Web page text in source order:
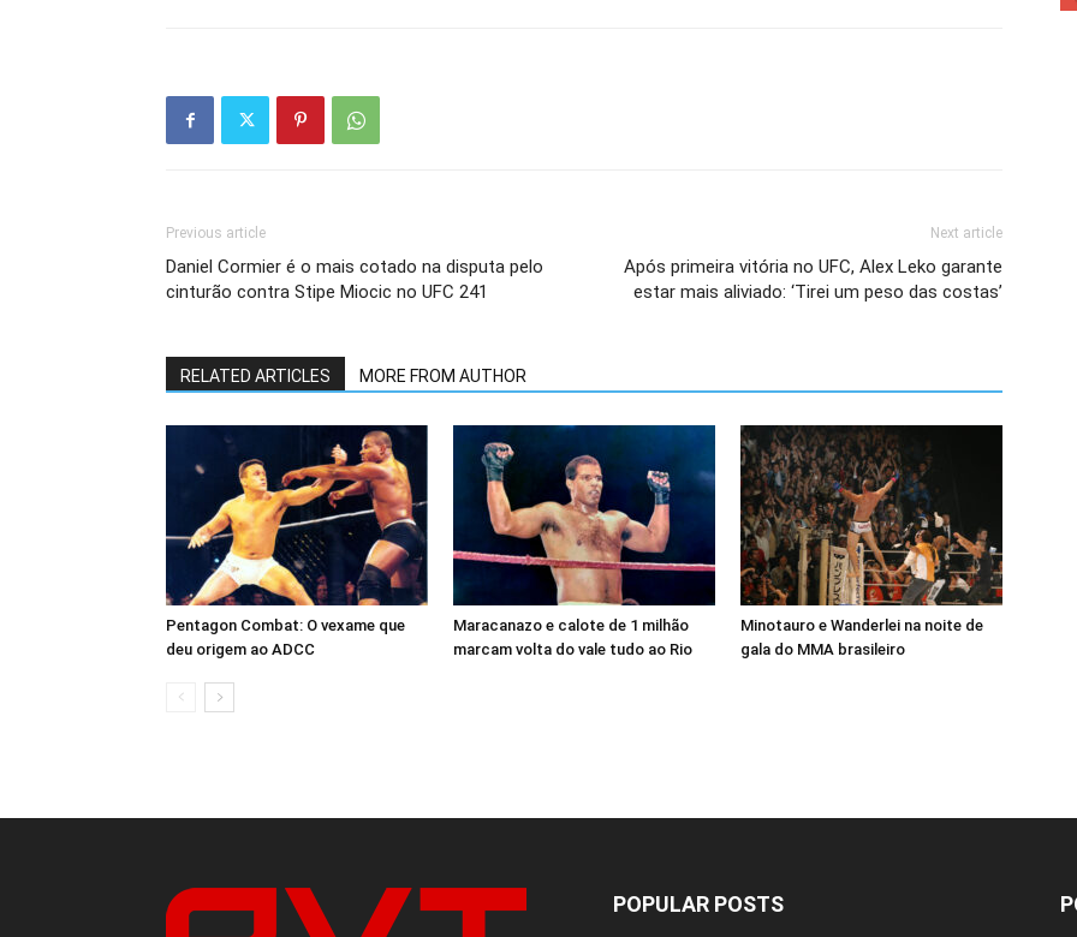
Previous article
Daniel Cormier é o mais cotado na disputa pelo
cinturão contra Stipe Miocic no UFC 241
Next article
Após primeira vitória no UFC, Alex Leko garante
estar mais aliviado: ‘Tirei um peso das costas’
RELATED ARTICLES MORE FROM AUTHOR
Pentagon Combat: O vexame que
deu origem ao ADCC
Maracanazo e calote de 1 milhão
marcam volta do vale tudo ao Rio
Minotauro e Wanderlei na noite de
gala do MMA brasileiro
POPULAR POSTS